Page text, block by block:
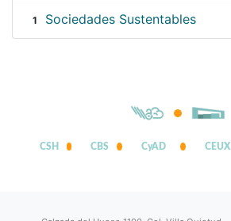
1 Sociedades Sustentables
CSH CBS CyAD CEUX